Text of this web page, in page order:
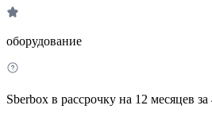
оборудование
Sberbox в рассрочку на 12 месяцев